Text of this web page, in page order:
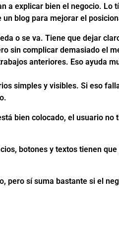
a explicar bien el negocio. Lo
blog para mejorar el
o se va. Tiene que dejar
sin complicar demasiado el
anteriores. Eso ayuda
simples y visibles. Si eso
bien colocado, el usuario
botones y textos tienen
pero sí suma bastante si el